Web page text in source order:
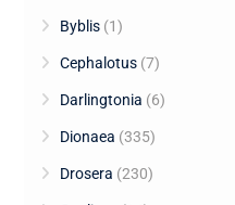
Byblis (1)
Cephalotus (7)
Darlingtonia (6)
Dionaea (335)
Drosera (230)